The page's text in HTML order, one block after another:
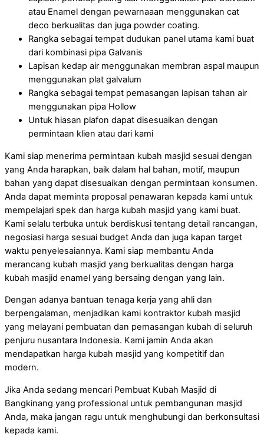
atau Enamel dengan pewarnaaan menggunakan cat
deco berkualitas dan juga powder coating.
Rangka sebagai tempat dudukan panel utama kami buat
dari kombinasi pipa Galvanis
Lapisan kedap air menggunakan membran aspal maupun
menggunakan plat galvalum
Rangka sebagai tempat pemasangan lapisan tahan air
menggunakan pipa Hollow
Untuk hiasan plafon dapat disesuaikan dengan
permintaan klien atau dari kami
Kami siap menerima permintaan kubah masjid sesuai dengan
yang Anda harapkan, baik dalam hal bahan, motif, maupun
bahan yang dapat disesuaikan dengan permintaan konsumen.
Anda dapat meminta proposal penawaran kepada kami untuk
mempelajari spek dan harga kubah masjid yang kami buat.
Kami selalu terbuka untuk berdiskusi tentang detail rancangan,
negosiasi harga sesuai budget Anda dan juga kapan target
waktu penyelesaiannya. Kami siap membantu Anda
merancang kubah masjid yang berkualitas dengan harga
kubah masjid enamel yang bersaing dengan yang lain.
Dengan adanya bantuan tenaga kerja yang ahli dan
berpengalaman, menjadikan kami kontraktor kubah masjid
yang melayani pembuatan dan pemasangan kubah di seluruh
penjuru nusantara Indonesia. Kami jamin Anda akan
mendapatkan harga kubah masjid yang kompetitif dan
modern.
Jika Anda sedang mencari Pembuat Kubah Masjid di
Bangkinang yang professional untuk pembangunan masjid
Anda, maka jangan ragu untuk menghubungi dan berkonsultasi
kepada kami.